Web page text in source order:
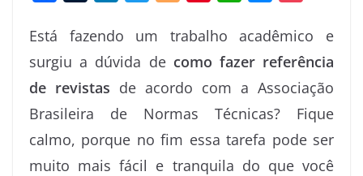
e
b
o
o
k
m
l
r
n
k
e
d
I
n
i
t
t
e
r
o
g
g
e
r
n
t
e
r
e
s
a
t
s
A
p
p
s
s
e
n
g
e
c
k
e
t
Está fazendo um trabalho acadêmico e
surgiu a dúvida de como fazer referência
de revistas de acordo com a Associação
Brasileira de Normas Técnicas? Fique
calmo, porque no fim essa tarefa pode ser
muito mais fácil e tranquila do que você